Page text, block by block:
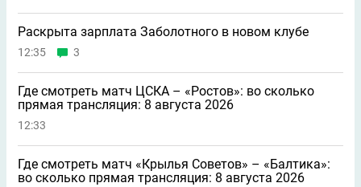
Раскрыта зарплата Заболотного в новом клубе
12:35 3
Где смотреть матч ЦСКА – «Ростов»: во сколько
прямая трансляция: 8 августа 2026
12:33
Где смотреть матч «Крылья Советов» – «Балтика»:
во сколько прямая трансляция: 8 августа 2026